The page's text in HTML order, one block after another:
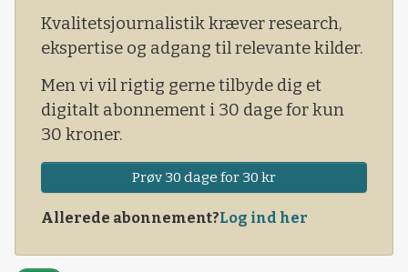
Kvalitetsjournalistik kræver research,
ekspertise og adgang til relevante kilder.
Men vi vil rigtig gerne tilbyde dig et
digitalt abonnement i 30 dage for kun
30 kroner.
Prøv 30 dage for 30 kr
Allerede abonnement?Log ind her